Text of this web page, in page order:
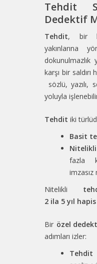
Tehdit
Dedektif
Tehdit, bir
yakınlarına
karşı bir
sözlü, yazılı,
yoluyla
Tehdit iki
Basit
fazla
imzasız
Nitelikli
2 ila 5 yıl hapis
Bir özel
adımları izler:
Tehdit